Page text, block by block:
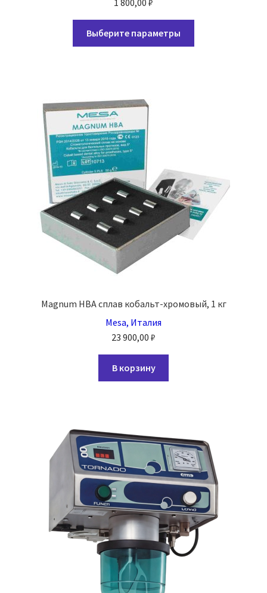
1 800,00 ₽
Выберите параметры
товара.
Magnum HBA сплав кобальт-хромовый, 1 кг
Mesa, Италия
23 900,00 ₽
В корзину